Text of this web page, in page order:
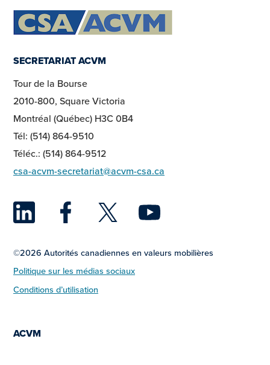
SECRETARIAT ACVM
Tour de la Bourse
2010-800, Square Victoria
Montréal (Québec) H3C 0B4
Tél: (514) 864-9510
Téléc.: (514) 864-9512
csa-acvm-secretariat@acvm-csa.ca
LinkedIn
Facebook
Twitter
©2026 Autorités canadiennes en valeurs mobilières
Politique sur les médias sociaux
Conditions d’utilisation
ACVM